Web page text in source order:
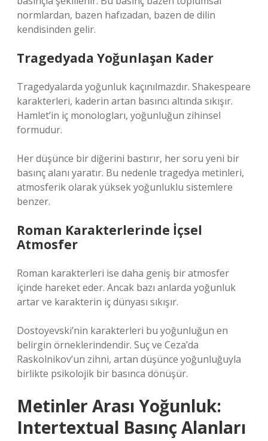
normlardan, bazen hafızadan, bazen de dilin
kendisinden gelir.
Tragedyada Yoğunlaşan Kader
Tragedyalarda yoğunluk kaçınılmazdır. Shakespeare
karakterleri, kaderin artan basıncı altında sıkışır.
Hamlet’in iç monologları, yoğunluğun zihinsel
formudur.
Her düşünce bir diğerini bastırır, her soru yeni bir
basınç alanı yaratır. Bu nedenle tragedya metinleri,
atmosferik olarak yüksek yoğunluklu sistemlere
benzer.
Roman Karakterlerinde İçsel
Atmosfer
Roman karakterleri ise daha geniş bir atmosfer
içinde hareket eder. Ancak bazı anlarda yoğunluk
artar ve karakterin iç dünyası sıkışır.
Dostoyevski’nin karakterleri bu yoğunluğun en
belirgin örneklerindendir. Suç ve Ceza’da
Raskolnikov’un zihni, artan düşünce yoğunluğuyla
birlikte psikolojik bir basınca dönüşür.
Metinler Arası Yoğunluk:
Intertextual Basınç Alanları